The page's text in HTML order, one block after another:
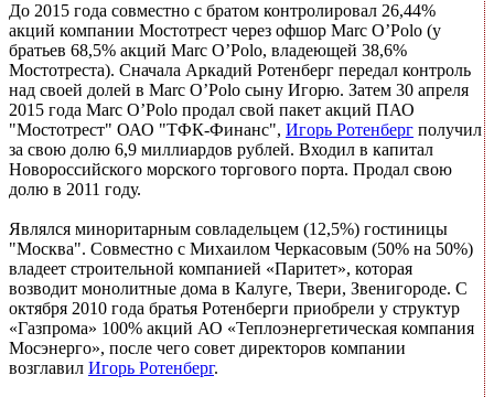
До 2015 года совместно с братом контролировал 26,44%
акций компании Мостотрест через офшор Marc O’Polo (у
братьев 68,5% акций Marc O’Polo, владеющей 38,6%
Мостотреста). Сначала Аркадий Ротенберг передал контроль
над своей долей в Marc O’Polo сыну Игорю. Затем 30 апреля
2015 года Marc O’Polo продал свой пакет акций ПАО
"Мостотрест" ОАО "ТФК-Финанс", Игорь Ротенберг получил
за свою долю 6,9 миллиардов рублей. Входил в капитал
Новороссийского морского торгового порта. Продал свою
долю в 2011 году.
Являлся миноритарным совладельцем (12,5%) гостиницы
"Москва". Совместно с Михаилом Черкасовым (50% на 50%)
владеет строительной компанией «Паритет», которая
возводит монолитные дома в Калуге, Твери, Звенигороде. С
октября 2010 года братья Ротенберги приобрели у структур
«Газпрома» 100% акций АО «Теплоэнергетическая компания
Мосэнерго», после чего совет директоров компании
возглавил Игорь Ротенберг.